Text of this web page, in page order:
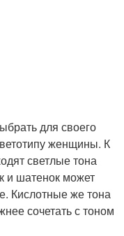
со втиркой
маникюр
для своего
женщины. К
светлые тона
и шатенок может
Кислотные же тона
сочетать с тоном